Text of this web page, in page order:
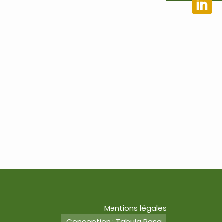
Mentions légales